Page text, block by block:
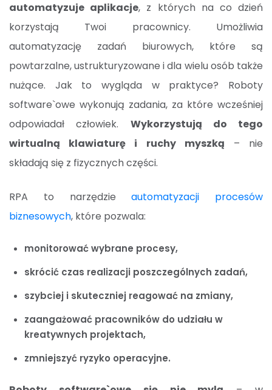
automatyzuje aplikacje, z których na co dzień
korzystają Twoi pracownicy. Umożliwia
automatyzację zadań biurowych, które są
powtarzalne, ustrukturyzowane i dla wielu osób także
nużące. Jak to wygląda w praktyce? Roboty
software`owe wykonują zadania, za które wcześniej
odpowiadał człowiek. Wykorzystują do tego
wirtualną klawiaturę i ruchy myszką – nie
składają się z fizycznych części.
RPA to narzędzieautomatyzacji procesów
biznesowych, które pozwala:
monitorować wybrane procesy,
skrócić czas realizacji poszczególnych zadań,
szybciej i skuteczniej reagować na zmiany,
zaangażować pracowników do udziału w
kreatywnych projektach,
zmniejszyć ryzyko operacyjne.